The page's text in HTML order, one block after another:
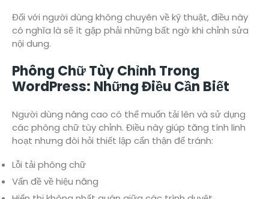
Đối với người dùng không chuyên về kỹ thuật, điều này
có nghĩa là sẽ ít gặp phải những bất ngờ khi chỉnh sửa
nội dung.
Phông Chữ Tùy Chỉnh Trong
WordPress: Những Điều Cần Biết
Người dùng nâng cao có thể muốn tải lên và sử dụng
các phông chữ tùy chỉnh. Điều này giúp tăng tính linh
hoạt nhưng đòi hỏi thiết lập cẩn thận để tránh:
Lỗi tải phông chữ
Vấn đề về hiệu năng